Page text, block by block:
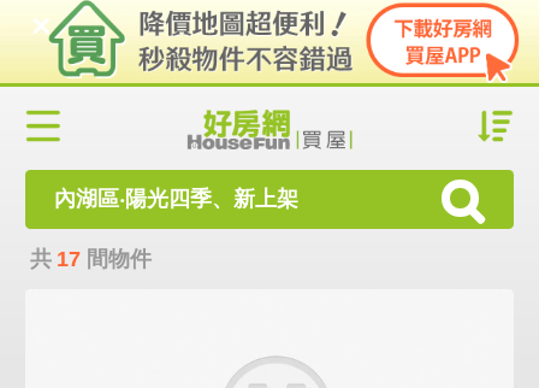
內湖區‧陽光四季、新上架
共 17 間物件